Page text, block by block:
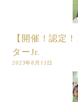
【開催！認定
ターJr.
2023年8月11日